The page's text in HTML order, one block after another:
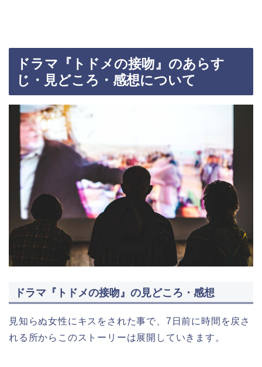
ドラマ『トドメの接吻』のあらす
じ・見どころ・感想について
ドラマ『トドメの接吻』の見どころ・感想
見知らぬ女性にキスをされた事で、7日前に時間を戻さ
れる所からこのストーリーは展開していきます。